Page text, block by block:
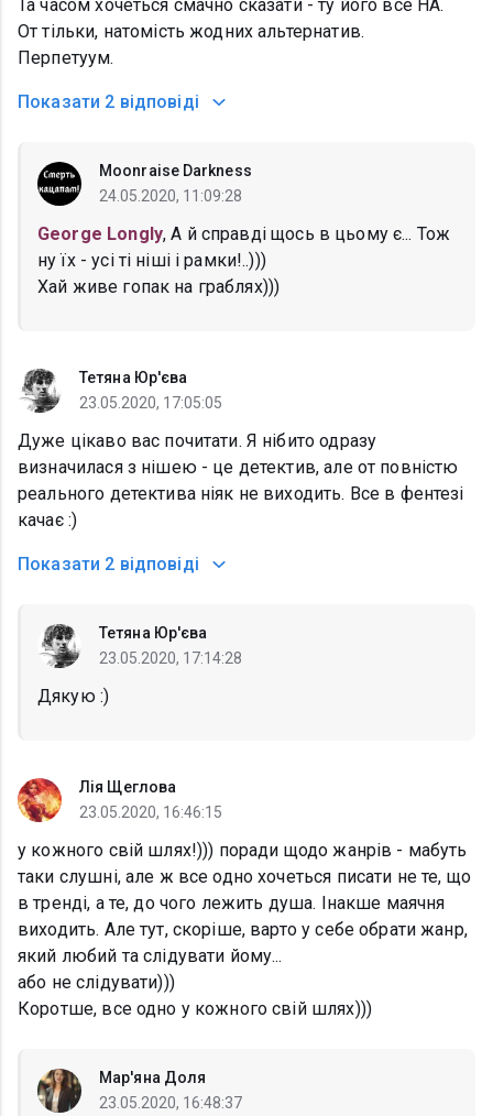
Та часом хочеться смачно сказати - ту його все НА.
От тільки, натомість жодних альтернатив.
Перпетуум.
Показати 2 відповіді
Moonraise Darkness
24.05.2020, 11:09:28
George Longly, А й справді щось в цьому є... Тож
ну їх - усі ті ніші і рамки!..)))
Хай живе гопак на граблях)))
Тетяна Юр'єва
23.05.2020, 17:05:05
Дуже цікаво вас почитати. Я нібито одразу
визначилася з нішею - це детектив, але от повністю
реального детектива ніяк не виходить. Все в фентезі
качає :)
Показати 2 відповіді
Тетяна Юр'єва
23.05.2020, 17:14:28
Дякую :)
Лія Щеглова
23.05.2020, 16:46:15
у кожного свій шлях!))) поради щодо жанрів - мабуть
таки слушні, але ж все одно хочеться писати не те, що
в тренді, а те, до чого лежить душа. Інакше маячня
виходить. Але тут, скоріше, варто у себе обрати жанр,
який любий та слідувати йому...
або не слідувати)))
Коротше, все одно у кожного свій шлях)))
Мар'яна Доля
23.05.2020, 16:48:37